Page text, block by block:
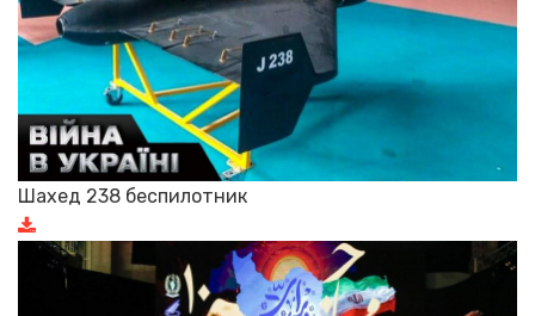
Шахед 238 беспилотник